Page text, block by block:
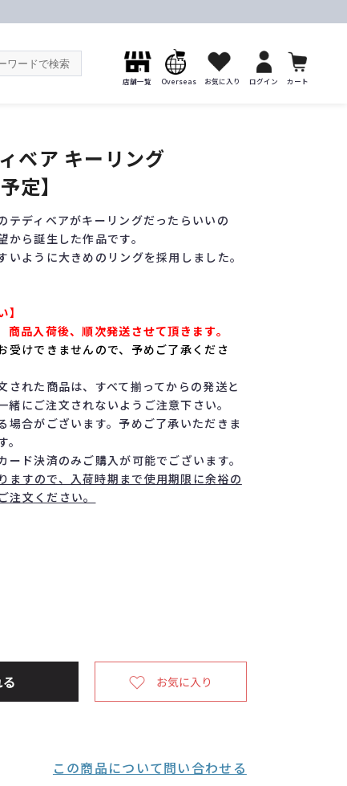
店舗一覧 Overseas お気に入り ログイン カート
ベア キーリング
定】
テディベアがキーリングだったらいいの
ら誕生した作品です。
ように大きめのリングを採用しました。
品入荷後、順次発送させて頂きます。
受けできませんので、予めご了承くださ
れた商品は、すべて揃ってからの発送と
緒にご注文されないようご注意下さい。
合がございます。予めご了承いただきま
ド決済のみご購入が可能でございます。
ますので、入荷時期まで使用期限に余裕の
注文ください。
この商品について問い合わせる